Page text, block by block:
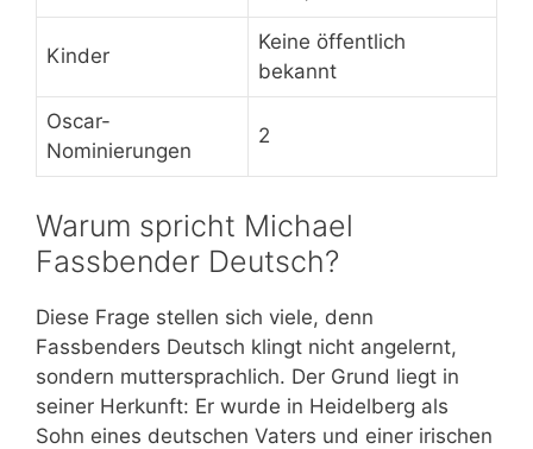
Kinder
Keine öffentlich
bekannt
Oscar-
Nominierungen
2
Warum spricht Michael
Fassbender Deutsch?
Diese Frage stellen sich viele, denn
Fassbenders Deutsch klingt nicht angelernt,
sondern muttersprachlich. Der Grund liegt in
seiner Herkunft: Er wurde in Heidelberg als
Sohn eines deutschen Vaters und einer irischen